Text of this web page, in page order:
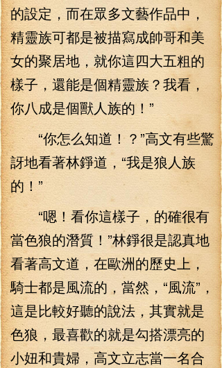
的設定，而在眾多文藝作品中，
精靈族可都是被描寫成帥哥和美
女的聚居地，就你這四大五粗的
樣子，還能是個精靈族？我看，
你八成是個獸人族的！”
“你怎么知道！？”高文有些驚
訝地看著林錚道，“我是狼人族
的！”
“嗯！看你這樣子，的確很有
當色狼的潛質！”林錚很是認真地
看著高文道，在歐洲的歷史上，
騎士都是風流的，當然，“風流”，
這是比較好聽的說法，其實就是
色狼，最喜歡的就是勾搭漂亮的
小妞和貴婦，高文立志當一名合